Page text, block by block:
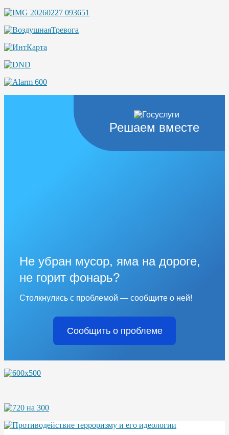
Решаем вместе
Не убран мусор, яма на дороге,
не горит фонарь?
Столкнулись с проблемой — сообщите о ней!
Сообщить о проблеме